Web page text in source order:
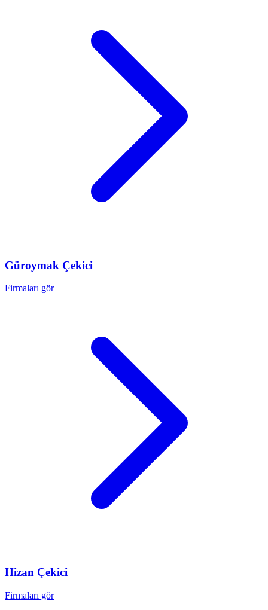
Güroymak Çekici
Firmaları gör
Hizan Çekici
Firmaları gör